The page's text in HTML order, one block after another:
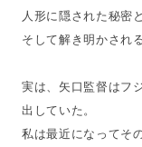
人形に隠された秘密
そして解き明かされ
実は、矢口監督はフ
出していた。
私は最近になってそ